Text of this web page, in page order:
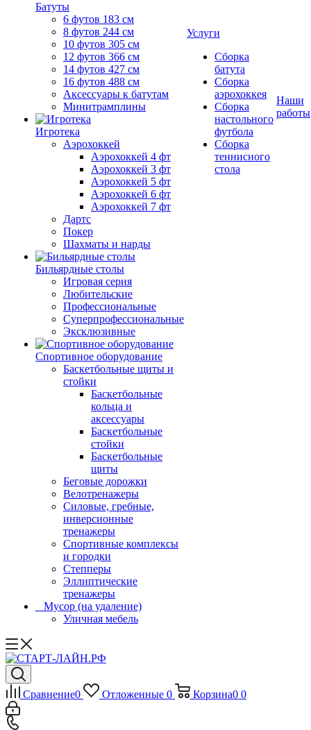
Батуты
6 футов 183 см
8 футов 244 см
10 футов 305 см
12 футов 366 см
14 футов 427 см
16 футов 488 см
Аксессуары к батутам
Минитрамплины
Игротека
Аэрохоккей
Аэрохоккей 4 фт
Аэрохоккей 3 фт
Аэрохоккей 5 фт
Аэрохоккей 6 фт
Аэрохоккей 7 фт
Дартс
Покер
Шахматы и нарды
Бильярдные столы
Игровая серия
Любительские
Профессиональные
Суперпрофессиональные
Эксклюзивные
Спортивное оборудование
Баскетбольные щиты и
стойки
Баскетбольные
кольца и
аксессуары
Баскетбольные
стойки
Баскетбольные
щиты
Беговые дорожки
Велотренажеры
Силовые, гребные,
инверсионные
тренажеры
Спортивные комплексы
и городки
Степперы
Эллиптические
тренажеры
_ Мусор (на удаление)
Уличная мебель
Услуги
Сборка
батута
Сборка
аэрохоккея
Сборка
настольного
футбола
Сборка
теннисного
стола
Наши
работы
Сравнение0 Отложенные 0 Корзина0 0